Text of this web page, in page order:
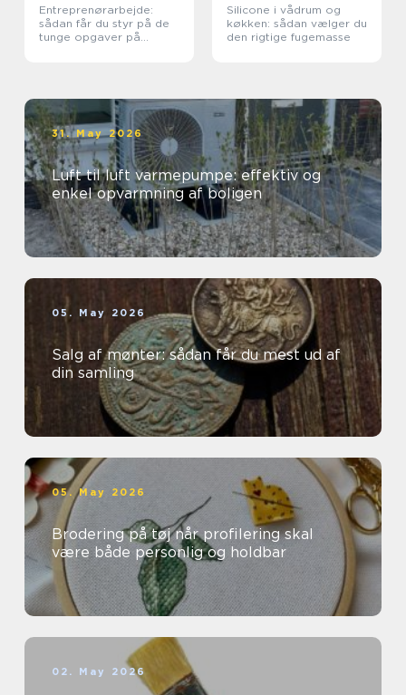
Entreprenørarbejde:
sådan får du styr på de
tunge opgaver på
Silicone i vådrum og
køkken: sådan vælger du
den rigtige fugemasse
31. May 2026
Luft til luft varmepumpe: effektiv og
enkel opvarmning af boligen
05. May 2026
Salg af mønter: sådan får du mest ud af
din samling
05. May 2026
Brodering på tøj når profilering skal
være både personlig og holdbar
02. May 2026